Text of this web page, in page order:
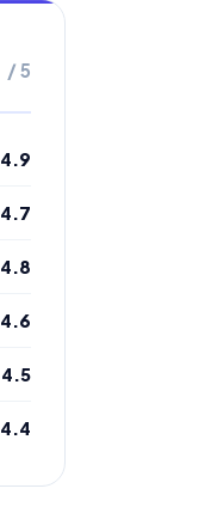
/ 5
4.9
4.7
4.8
4.6
4.5
4.4